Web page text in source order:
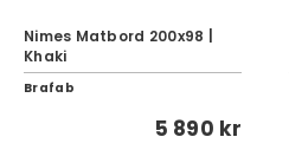
Nimes Matbord 200x98 |
Khaki
Brafab
5 890 kr